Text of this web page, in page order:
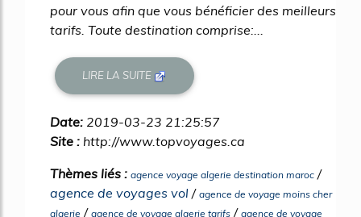
pour vous afin que vous bénéficier des meilleurs
tarifs. Toute destination comprise:...
LIRE LA SUITE
Date: 2019-03-23 21:25:57
Site : http://www.topvoyages.ca
Thèmes liés : agence voyage algerie destination maroc /
agence de voyages vol / agence de voyage moins cher
algerie / agence de voyage algerie tarifs / agence de voyage